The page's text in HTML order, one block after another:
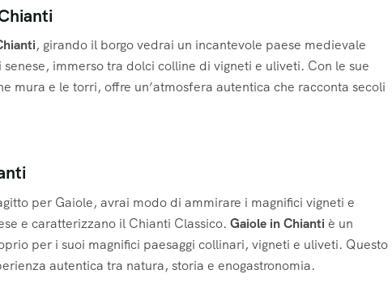
, girando il borgo vedrai un incantevole paese medievale
immerso tra dolci colline di vigneti e uliveti. Con le sue
mura e le torri, offre un’atmosfera autentica che racconta secoli
per Gaiole, avrai modo di ammirare i magnifici vigneti e
e caratterizzano il Chianti Classico. Gaiole in Chianti è un
per i suoi magnifici paesaggi collinari, vigneti e uliveti. Questo
autentica tra natura, storia e enogastronomia.